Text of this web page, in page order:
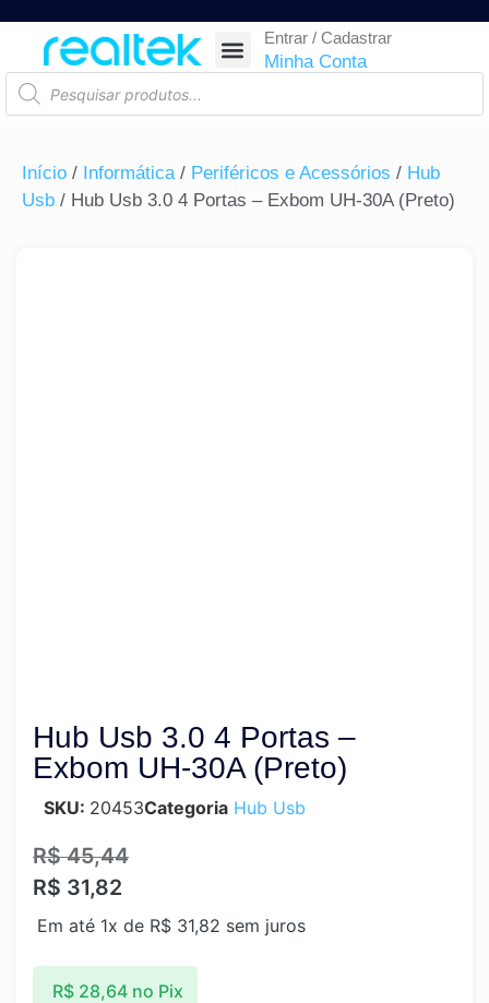
Entrar / Cadastrar
Minha Conta
Início / Informática/ Periféricos e Acessórios / Hub
Usb / Hub Usb 3.0 4 Portas – Exbom UH-30A (Preto)
Hub Usb 3.0 4 Portas –
Exbom UH-30A (Preto)
SKU: 20453Categoria Hub Usb
R$45,44
R$ 31,82
Em até 1x de R$ 31,82 sem juros
R$28,64 no Pix